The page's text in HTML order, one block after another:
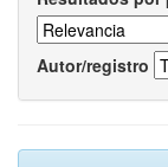
Autor/registro